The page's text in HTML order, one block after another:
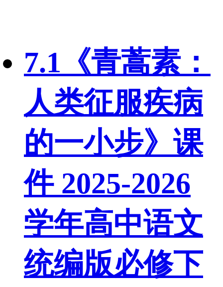
7.1《青蒿素：
人类征服疾病
的一小步》课
件 2025-2026
学年高中语文
统编版必修下